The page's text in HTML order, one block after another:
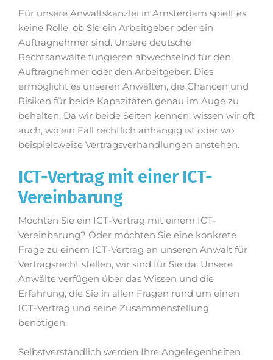
Für unsere Anwaltskanzlei in Amsterdam spielt es
keine Rolle, ob Sie ein Arbeitgeber oder ein
Auftragnehmer sind. Unsere deutsche
Rechtsanwälte fungieren abwechselnd für den
Auftragnehmer oder den Arbeitgeber. Dies
ermöglicht es unseren Anwälten, die Chancen und
Risiken für beide Kapazitäten genau im Auge zu
behalten. Da wir beide Seiten kennen, wissen wir oft
auch, wo ein Fall rechtlich anhängig ist oder wo
beispielsweise Vertragsverhandlungen anstehen.
ICT-Vertrag mit einer ICT-
Vereinbarung
Möchten Sie ein ICT-Vertrag mit einem ICT-
Vereinbarung? Oder möchten Sie eine konkrete
Frage zu einem ICT-Vertrag an unseren Anwalt für
Vertragsrecht stellen, wir sind für Sie da. Unsere
Anwälte verfügen über das Wissen und die
Erfahrung, die Sie in allen Fragen rund um einen
ICT-Vertrag und seine Zusammenstellung
benötigen.
Selbstverständlich werden Ihre Angelegenheiten